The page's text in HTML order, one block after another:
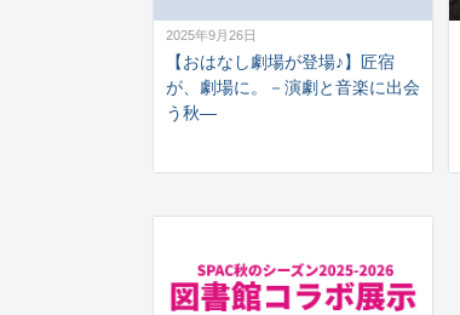
2025年9月26日
【おはなし劇場が登場♪】匠宿
が、劇場に。－演劇と音楽に出会
う秋―